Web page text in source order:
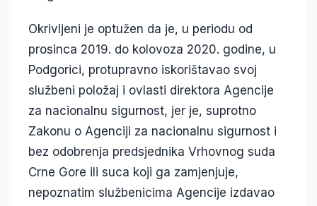
Okrivljeni je optužen da je, u periodu od
prosinca 2019. do kolovoza 2020. godine, u
Podgorici, protupravno iskorištavao svoj
službeni položaj i ovlasti direktora Agencije
za nacionalnu sigurnost, jer je, suprotno
Zakonu o Agenciji za nacionalnu sigurnost i
bez odobrenja predsjednika Vrhovnog suda
Crne Gore ili suca koji ga zamjenjuje,
nepoznatim službenicima Agencije izdavao